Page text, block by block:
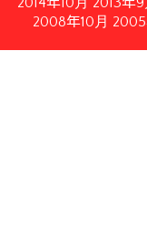
2008年10月 2005